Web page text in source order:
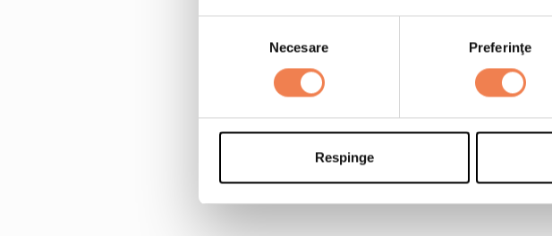
consimțământului
Necesare Preferinţe
Respinge